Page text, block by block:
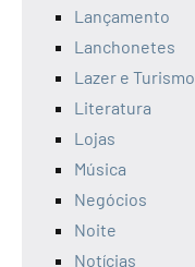
Lançamento
Lanchonetes
Lazer e Turismo
Literatura
Lojas
Música
Negócios
Noite
Notícias